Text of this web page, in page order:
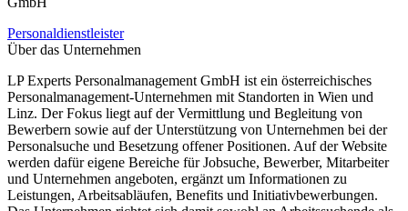
Personaldienstleister
Über das Unternehmen
LP Experts Personalmanagement GmbH ist ein österreichisches
Personalmanagement-Unternehmen mit Standorten in Wien und
Linz. Der Fokus liegt auf der Vermittlung und Begleitung von
Bewerbern sowie auf der Unterstützung von Unternehmen bei der
Personalsuche und Besetzung offener Positionen. Auf der Website
werden dafür eigene Bereiche für Jobsuche, Bewerber, Mitarbeiter
und Unternehmen angeboten, ergänzt um Informationen zu
Leistungen, Arbeitsabläufen, Benefits und Initiativbewerbungen.